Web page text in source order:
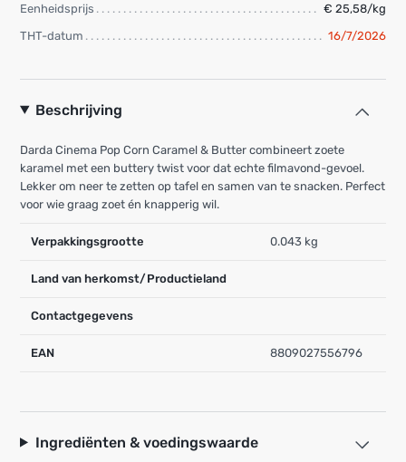
Eenheidsprijs
€ 25,58/kg
THT-datum
16/7/2026
Beschrijving
Darda Cinema Pop Corn Caramel & Butter combineert zoete
karamel met een buttery twist voor dat echte filmavond-gevoel.
Lekker om neer te zetten op tafel en samen van te snacken. Perfect
voor wie graag zoet én knapperig wil.
Verpakkingsgrootte 0.043 kg
Land van herkomst/Productieland
Contactgegevens
EAN 8809027556796
Ingrediënten & voedingswaarde